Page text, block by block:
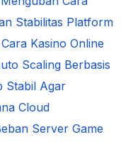
Stabilitas Platform
Kasino Online
Scaling Berbasis
Stabil Agar
Cloud
Server Game